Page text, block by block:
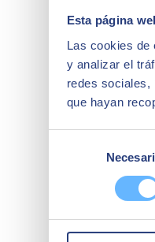
Esta página
Las cookies de
y analizar el
redes sociales,
que hayan
consentimiento